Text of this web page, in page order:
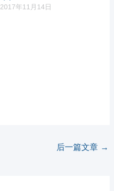
2017年11月14日
后一篇文章 →